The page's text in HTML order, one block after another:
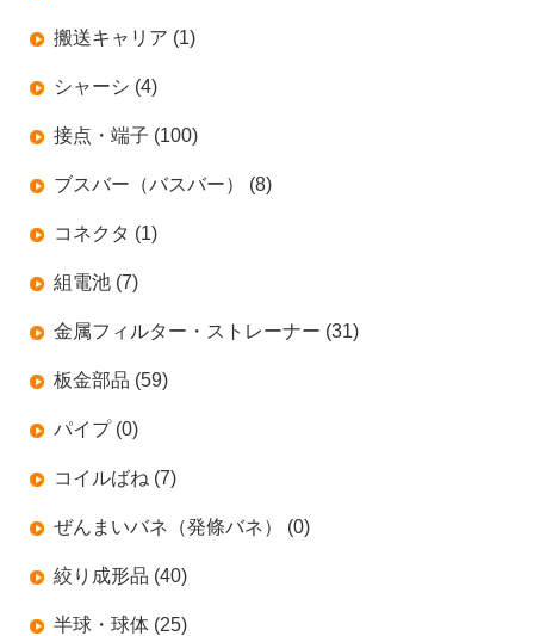
搬送キャリア (1)
シャーシ (4)
接点・端子 (100)
ブスバー（バスバー） (8)
コネクタ (1)
組電池 (7)
金属フィルター・ストレーナー (31)
板金部品 (59)
パイプ (0)
コイルばね (7)
ぜんまいバネ（発條バネ） (0)
絞り成形品 (40)
半球・球体 (25)